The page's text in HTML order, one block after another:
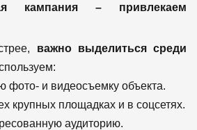
кампания – привлекаем
важно выделиться среди
фото- и видеосъемку объекта.
крупных площадках и в соцсетях.
аудиторию.